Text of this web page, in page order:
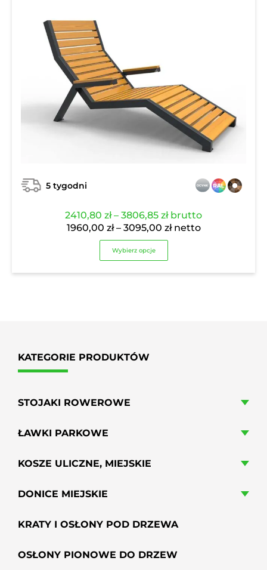
5 tygodni
2410,80 zł – 3806,85 złZakres
cen:
od
do
3806,85 zł
brutto
1960,00 zł – 3095,00 złZakres
do
netto
Wybierz opcje
KATEGORIE PRODUKTÓW
STOJAKI ROWEROWE
ŁAWKI PARKOWE
KOSZE ULICZNE, MIEJSKIE
DONICE MIEJSKIE
KRATY I OSŁONY POD DRZEWA
OSŁONY PIONOWE DO DRZEW